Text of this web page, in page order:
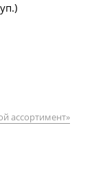
ассортимент»